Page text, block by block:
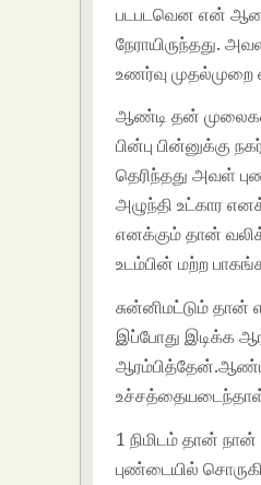
படபடவென என்
நேராயிருந்தது.
உணர்வு முதல்முறை
ஆண்டி தன்
பின்பு பின்னுக்கு
தெரிந்தது அவள்
அழுந்தி உட்கார
எனக்கும் தான்
உடம்பின் மற்ற
சுன்னிமட்டும்
இப்போது இடிக்க
1 நிமிடம் தான்
புண்டையில்